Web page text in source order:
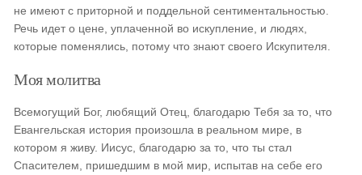
не имеют с приторной и поддельной сентиментальностью.
Речь идет о цене, уплаченной во искупление, и людях,
которые поменялись, потому что знают своего Искупителя.
Моя молитва
Всемогущий Бог, любящий Отец, благодарю Тебя за то, что
Евангельская история произошла в реальном мире, в
котором я живу. Иисус, благодарю за то, что ты стал
Спасителем, пришедшим в мой мир, испытав на себе его